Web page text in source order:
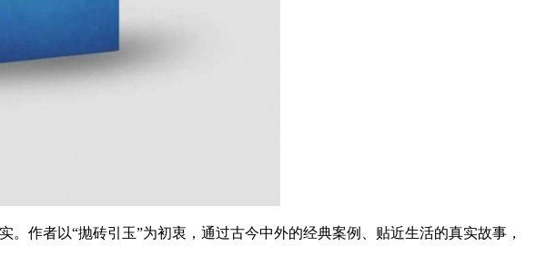
。作者以“抛砖引玉”为初衷，通过古今中外的经典案例、贴近生活的真实故事，